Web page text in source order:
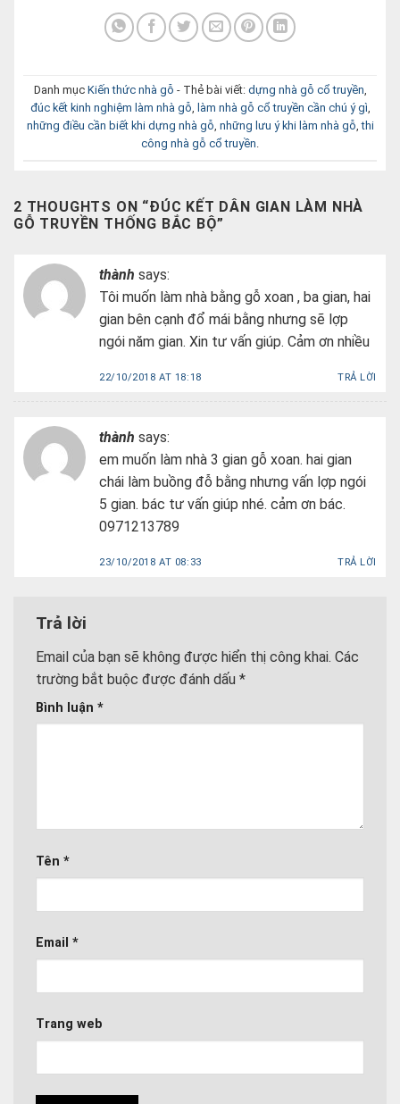
Danh mục Kiến thức nhà gỗ - Thẻ bài viết: dựng nhà gỗ cổ truyền,
đúc kết kinh nghiệm làm nhà gỗ, làm nhà gỗ cổ truyền cần chú ý gì,
những điều cần biết khi dựng nhà gỗ, những lưu ý khi làm nhà gỗ,thi
công nhà gỗ cổ truyền.
2 THOUGHTS ON “ĐÚC KẾT DÂN GIAN LÀM NHÀ
GỖ TRUYỀN THỐNG BẮC BỘ”
thành says:
Tôi muốn làm nhà bằng gỗ xoan , ba gian, hai
gian bên cạnh đổ mái bằng nhưng sẽ lợp
ngói năm gian. Xin tư vấn giúp. Cảm ơn nhiều
22/10/2018 AT 18:18 TRẢ LỜI
thành says:
em muốn làm nhà 3 gian gỗ xoan. hai gian
chái làm buồng đỗ bằng nhưng vấn lợp ngói
5 gian. bác tư vấn giúp nhé. cảm ơn bác.
0971213789
23/10/2018 AT 08:33 TRẢ LỜI
Trả lời
Email của bạn sẽ không được hiển thị công khai. Các
trường bắt buộc được đánh dấu *
Bình luận *
Tên *
Email *
Trang web